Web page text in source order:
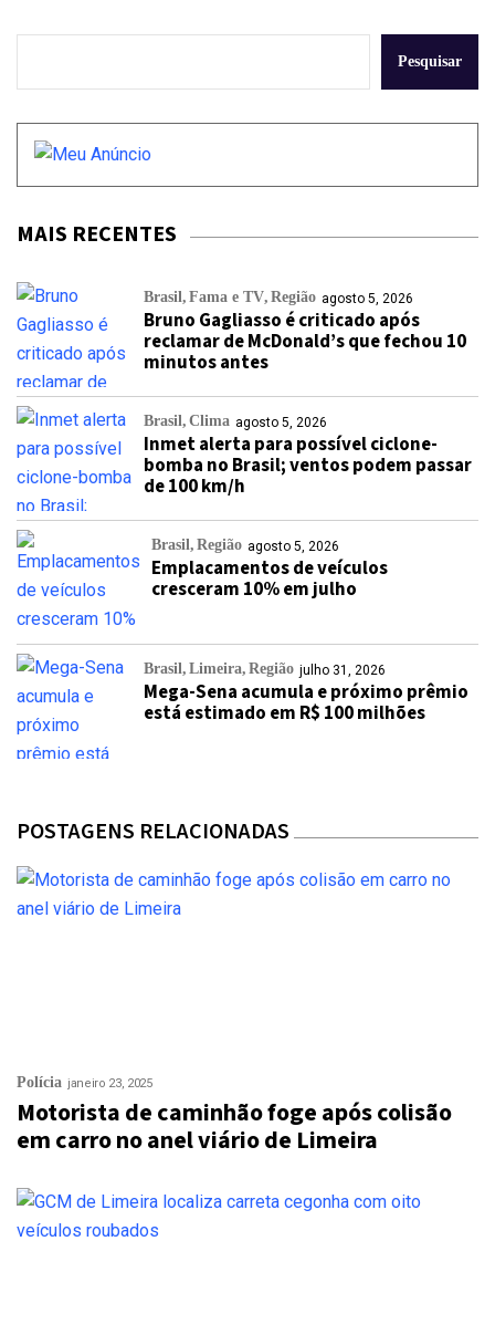
Pesquisar
MAIS RECENTES
Brasil Fama e TV Região agosto 5, 2026
Bruno Gagliasso é criticado após
reclamar de McDonald’s que fechou 10
minutos antes
Brasil Clima agosto 5, 2026
Inmet alerta para possível ciclone-
bomba no Brasil; ventos podem passar
de 100 km/h
Brasil Região agosto 5, 2026
Emplacamentos de veículos
cresceram 10% em julho
Brasil Limeira Região julho 31, 2026
Mega-Sena acumula e próximo prêmio
está estimado em R$ 100 milhões
POSTAGENS RELACIONADAS
Polícia janeiro 23, 2025
Motorista de caminhão foge após colisão
em carro no anel viário de Limeira